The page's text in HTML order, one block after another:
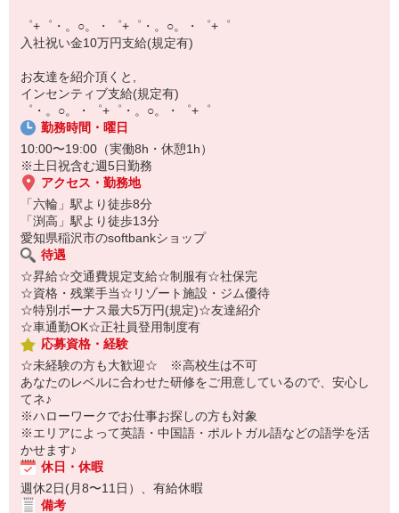
【スマホ面接実施中】
￣￣￣￣￣￣￣￣￣
自宅に居ながらスマホでカンタン面接OK！
オンライン面談なのでスピード対応。
即日登録もOK♪
気になった方はお気軽にご相談ください！
゜+゜・。○。・゜+゜・。○。・゜+゜
入社祝い金10万円支給(規定有)
お友達を紹介頂くと,
インセンティブ支給(規定有)
゜・。○。・゜+゜・。○。・゜+゜
勤務時間・曜日
10:00〜19:00（実働8h・休憩1h）
※土日祝含む週5日勤務
アクセス・勤務地
「六輪」駅より徒歩8分
「渕高」駅より徒歩13分
愛知県稲沢市のsoftbankショップ
待遇
☆昇給☆交通費規定支給☆制服有☆社保完
☆資格・残業手当☆リゾート施設・ジム優待
☆特別ボーナス最大5万円(規定)☆友達紹介
☆車通勤OK☆正社員登用制度有
応募資格・経験
☆未経験の方も大歓迎☆ ※高校生は不可
あなたのレベルに合わせた研修をご用意しているので、安心し
てネ♪
※ハローワークでお仕事お探しの方も対象
※エリアによって英語・中国語・ポルトガル語などの語学を活
かせます♪
休日・休暇
週休2日(月8〜11日）、有給休暇
備考